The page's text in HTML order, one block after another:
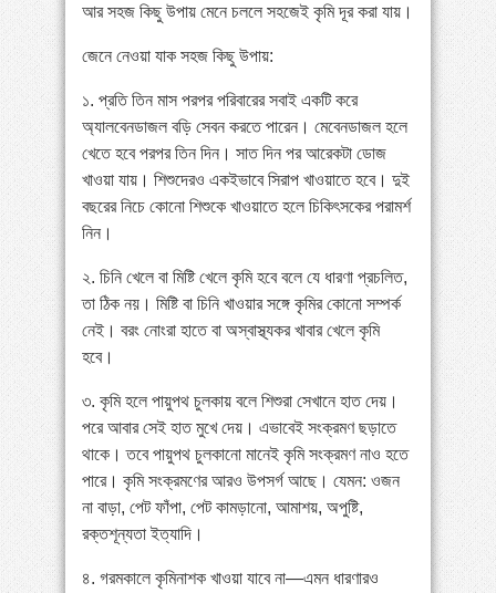
আর সহজ কিছু উপায় মেনে চললে সহজেই কৃমি দূর করা যায়।
জেনে নেওয়া যাক সহজ কিছু উপায়:
১. প্রতি তিন মাস পরপর পরিবারের সবাই একটি করে
অ্যালবেনডাজল বড়ি সেবন করতে পারেন। মেবেনডাজল হলে
খেতে হবে পরপর তিন দিন। সাত দিন পর আরেকটা ডোজ
খাওয়া যায়। শিশুদেরও একইভাবে সিরাপ খাওয়াতে হবে। দুই
বছরের নিচে কোনো শিশুকে খাওয়াতে হলে চিকিৎসকের পরামর্শ
নিন।
২. চিনি খেলে বা মিষ্টি খেলে কৃমি হবে বলে যে ধারণা প্রচলিত,
তা ঠিক নয়। মিষ্টি বা চিনি খাওয়ার সঙ্গে কৃমির কোনো সম্পর্ক
নেই। বরং নোংরা হাতে বা অস্বাস্থ্যকর খাবার খেলে কৃমি
হবে।
৩. কৃমি হলে পায়ুপথ চুলকায় বলে শিশুরা সেখানে হাত দেয়।
পরে আবার সেই হাত মুখে দেয়। এভাবেই সংক্রমণ ছড়াতে
থাকে। তবে পায়ুপথ চুলকানো মানেই কৃমি সংক্রমণ নাও হতে
পারে। কৃমি সংক্রমণের আরও উপসর্গ আছে। যেমন: ওজন
না বাড়া, পেট ফাঁপা, পেট কামড়ানো, আমাশয়, অপুষ্টি,
রক্তশূন্যতা ইত্যাদি।
৪. গরমকালে কৃমিনাশক খাওয়া যাবে না—এমন ধারণারও